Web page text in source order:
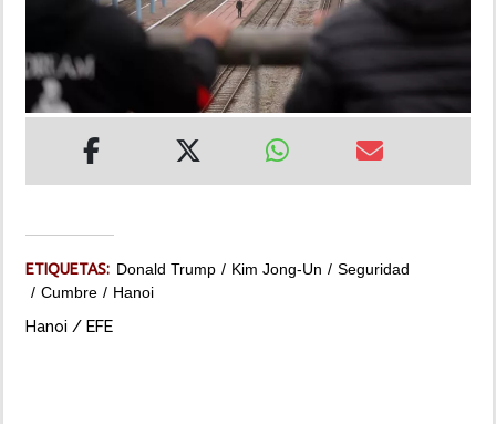
ETIQUETAS: Donald Trump Kim Jong-Un
Seguridad
Cumbre
Hanoi
Hanoi / EFE